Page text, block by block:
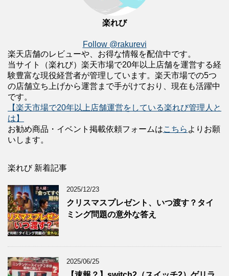
楽れび
Follow @rakurevi
楽天店舗のレビューや、お得な情報を配信中です。
当サイト（楽れび）楽天市場で20年以上店舗を運営する経
験豊富な現役経営者が管理しています。楽天市場での5つ
の店舗立ち上げから運営まで手がけており、現在も活躍中
です。
【楽天市場で20年以上店舗運営をしている楽れび管理人と
は】
お勧め商品・イベント掲載依頼フォームはこちら よりお願
いします。
楽れび 新着記事
2025/12/23
クリスマスプレゼント、いつ渡す？タイ
ミング問題の意外な答え
2025/06/25